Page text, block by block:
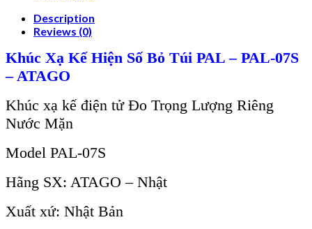
Description
Reviews (0)
Khúc Xạ Kế Hiện Số Bỏ Túi PAL – PAL-07S
– ATAGO
Khúc xạ kế điện tử Đo Trọng Lượng Riêng
Nước Mặn
Model PAL-07S
Hãng SX: ATAGO – Nhật
Xuất xứ: Nhật Bản